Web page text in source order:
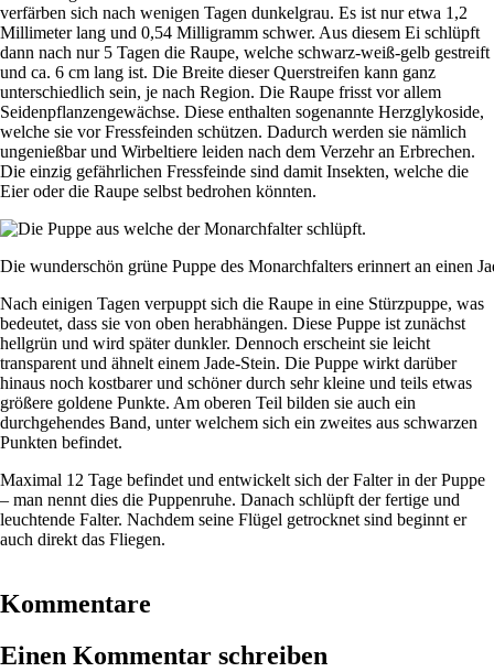
verfärben sich nach wenigen Tagen dunkelgrau. Es ist nur etwa 1,2
Millimeter lang und 0,54 Milligramm schwer. Aus diesem Ei schlüpft
dann nach nur 5 Tagen die Raupe, welche schwarz-weiß-gelb gestreift
und ca. 6 cm lang ist. Die Breite dieser Querstreifen kann ganz
unterschiedlich sein, je nach Region. Die Raupe frisst vor allem
Seidenpflanzengewächse. Diese enthalten sogenannte Herzglykoside,
welche sie vor Fressfeinden schützen. Dadurch werden sie nämlich
ungenießbar und Wirbeltiere leiden nach dem Verzehr an Erbrechen.
Die einzig gefährlichen Fressfeinde sind damit Insekten, welche die
Eier oder die Raupe selbst bedrohen könnten.
Die wunderschön grüne Puppe des Monarchfalters erinnert an einen
Nach einigen Tagen verpuppt sich die Raupe in eine Stürzpuppe, was
bedeutet, dass sie von oben herabhängen. Diese Puppe ist zunächst
hellgrün und wird später dunkler. Dennoch erscheint sie leicht
transparent und ähnelt einem Jade-Stein. Die Puppe wirkt darüber
hinaus noch kostbarer und schöner durch sehr kleine und teils etwas
größere goldene Punkte. Am oberen Teil bilden sie auch ein
durchgehendes Band, unter welchem sich ein zweites aus schwarzen
Punkten befindet.
Maximal 12 Tage befindet und entwickelt sich der Falter in der Puppe
– man nennt dies die Puppenruhe. Danach schlüpft der fertige und
leuchtende Falter. Nachdem seine Flügel getrocknet sind beginnt er
auch direkt das Fliegen.
Kommentare
Einen Kommentar schreiben